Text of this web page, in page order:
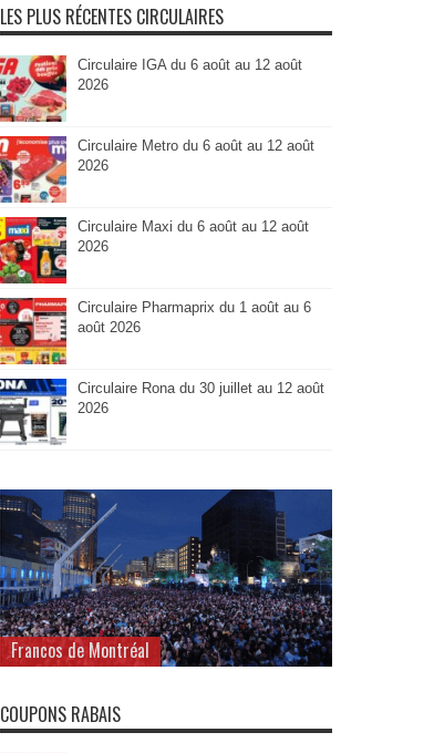
LES PLUS RÉCENTES CIRCULAIRES
Circulaire IGA du 6 août au 12 août
2026
Circulaire Metro du 6 août au 12 août
2026
Circulaire Maxi du 6 août au 12 août
2026
Circulaire Pharmaprix du 1 août au 6
août 2026
Circulaire Rona du 30 juillet au 12 août
2026
Francos de Montréal
COUPONS RABAIS